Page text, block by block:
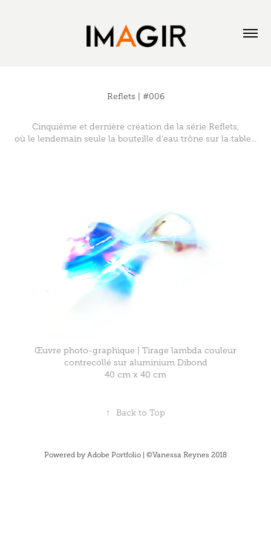
Reflets | #006
Cinquième et dernière création de la série Reflets,
où le lendemain seule la bouteille d'eau trône sur la table...
Œuvre photo-graphique | Tirage lambda couleur
contrecollé sur aluminium Dibond
40 cm x 40 cm
↑ Back to Top
Powered by Adobe Portfolio | ©Vanessa Reynes 2018